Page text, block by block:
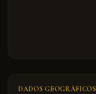
DADOS GEOGRÁFICOS